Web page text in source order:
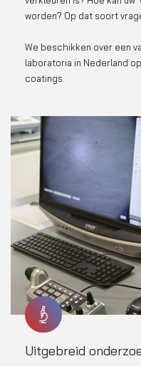
worden? Op dat soort
We beschikken over een
laboratoria in Nederland
coatings.
Uitgebreid